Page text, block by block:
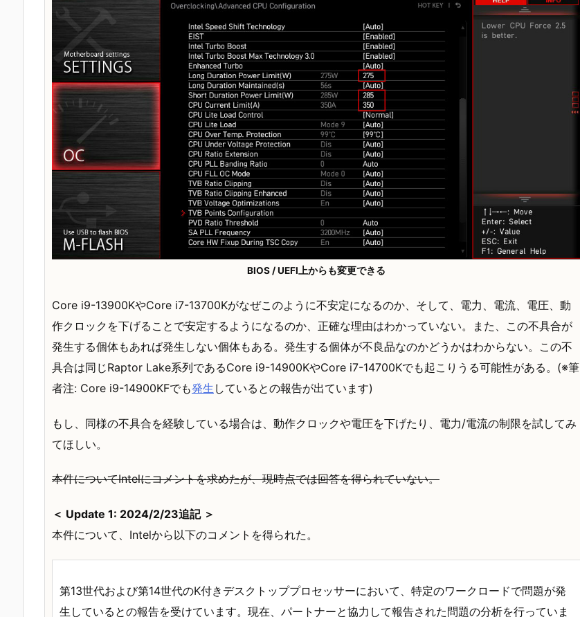
BIOS / UEFI上からも変更できる
Core i9-13900KやCore i7-13700Kがなぜこのように不安定になるのか、そして、電力、電流、電圧、動
作クロックを下げることで安定するようになるのか、正確な理由はわかっていない。また、この不具合が
発生する個体もあれば発生しない個体もある。発生する個体が不良品なのかどうかはわからない。この不
具合は同じRaptor Lake系列であるCore i9-14900KやCore i7-14700Kでも起こりうる可能性がある。(※筆
者注: Core i9-14900KFでも発生 しているとの報告が出ています)
もし、同様の不具合を経験している場合は、動作クロックや電圧を下げたり、電力/電流の制限を試してみ
てほしい。
本件についてIntelにコメントを求めたが、現時点では回答を得られていない。
＜ Update 1: 2024/2/23追記 ＞
本件について、Intelから以下のコメントを得られた。
第13世代および第14世代のK付きデスクトッププロセッサーにおいて、特定のワークロードで問題が発
生しているとの報告を受けています。現在、パートナーと協力して報告された問題の分析を行っていま